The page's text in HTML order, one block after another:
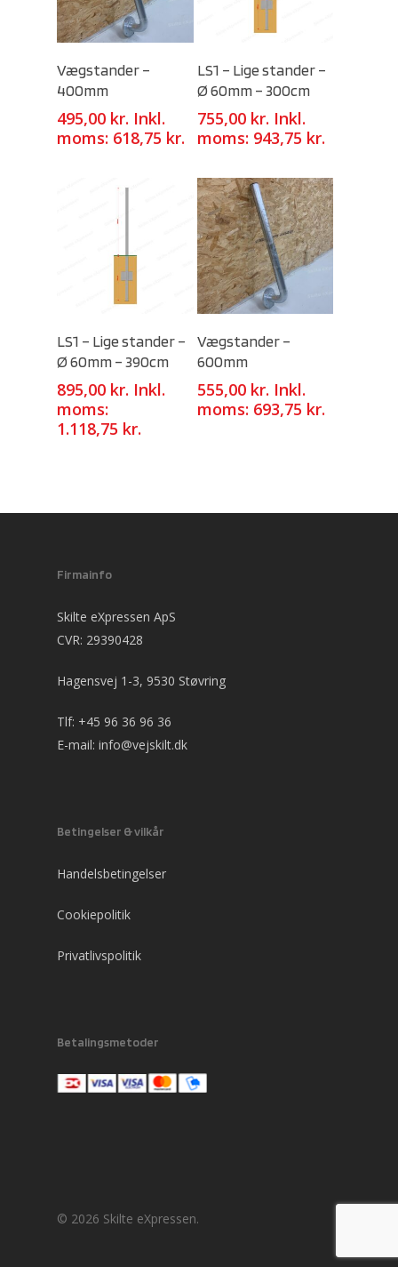
Vægstander –
400mm
495,00 kr. Inkl.
moms: 618,75 kr.
LS1 – Lige stander –
Ø 60mm – 300cm
755,00 kr. Inkl.
moms: 943,75 kr.
LS1 – Lige stander –
Ø 60mm – 390cm
895,00 kr. Inkl.
moms:
1.118,75 kr.
Vægstander –
600mm
555,00 kr. Inkl.
moms: 693,75 kr.
Firmainfo
Skilte eXpressen ApS
CVR: 29390428
Hagensvej 1-3, 9530 Støvring
Tlf: +45 96 36 96 36
E-mail: info@vejskilt.dk
Betingelser & vilkår
Handelsbetingelser
Cookiepolitik
Privatlivspolitik
Betalingsmetoder
© 2026 Skilte eXpressen.